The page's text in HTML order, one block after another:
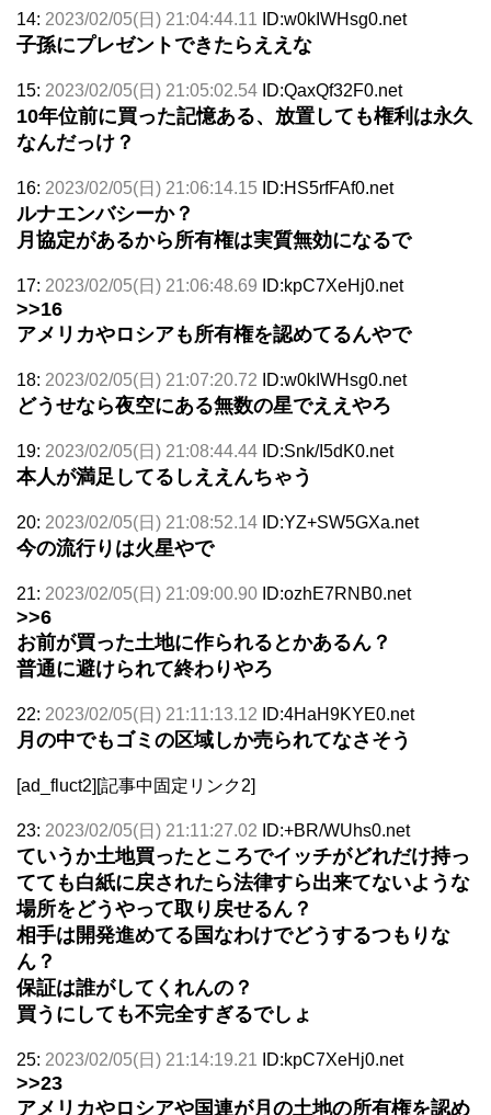
14: 2023/02/05(日) 21:04:44.11 ID:w0kIWHsg0.net
子孫にプレゼントできたらええな
15: 2023/02/05(日) 21:05:02.54 ID:QaxQf32F0.net
10年位前に買った記憶ある、放置しても権利は永久
なんだっけ？
16: 2023/02/05(日) 21:06:14.15 ID:HS5rfFAf0.net
ルナエンバシーか？
月協定があるから所有権は実質無効になるで
17: 2023/02/05(日) 21:06:48.69 ID:kpC7XeHj0.net
>>16
アメリカやロシアも所有権を認めてるんやで
18: 2023/02/05(日) 21:07:20.72 ID:w0kIWHsg0.net
どうせなら夜空にある無数の星でええやろ
19: 2023/02/05(日) 21:08:44.44 ID:Snk/I5dK0.net
本人が満足してるしええんちゃう
20: 2023/02/05(日) 21:08:52.14 ID:YZ+SW5GXa.net
今の流行りは火星やで
21: 2023/02/05(日) 21:09:00.90 ID:ozhE7RNB0.net
>>6
お前が買った土地に作られるとかあるん？
普通に避けられて終わりやろ
22: 2023/02/05(日) 21:11:13.12 ID:4HaH9KYE0.net
月の中でもゴミの区域しか売られてなさそう
[ad_fluct2][記事中固定リンク2]
23: 2023/02/05(日) 21:11:27.02 ID:+BR/WUhs0.net
ていうか土地買ったところでイッチがどれだけ持っ
てても白紙に戻されたら法律すら出来てないような
場所をどうやって取り戻せるん？
相手は開発進めてる国なわけでどうするつもりな
ん？
保証は誰がしてくれんの？
買うにしても不完全すぎるでしょ
25: 2023/02/05(日) 21:14:19.21 ID:kpC7XeHj0.net
>>23
アメリカやロシアや国連が月の土地の所有権を認め